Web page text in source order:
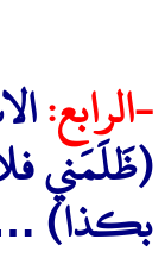
-الرابع:
(ظَلَمَني
بكذا)